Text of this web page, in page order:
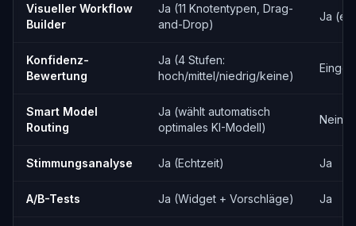
Visueller Workflow
Builder
Ja (11 Knotentypen, Drag-
and-Drop)
Ja
Konfidenz-
Bewertung
Ja (4 Stufen:
hoch/mittel/niedrig/keine)
Smart Model
Routing
Ja (wählt automatisch
optimales KI-Modell)
Nein
Stimmungsanalyse Ja (Echtzeit) Ja
A/B-Tests Ja (Widget + Vorschläge) Ja